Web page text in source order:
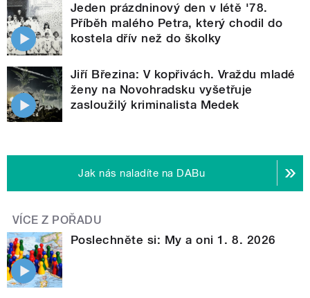
Jeden prázdninový den v létě '78.
Příběh malého Petra, který chodil do
kostela dřív než do školky
Jiří Březina: V kopřivách. Vraždu mladé
ženy na Novohradsku vyšetřuje
zasloužilý kriminalista Medek
Jak nás naladíte na DABu
VÍCE Z POŘADU
Poslechněte si: My a oni 1. 8. 2026